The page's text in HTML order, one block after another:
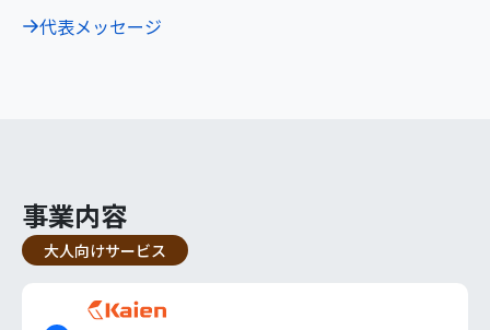
代表メッセージ
事業内容
大人向けサービス